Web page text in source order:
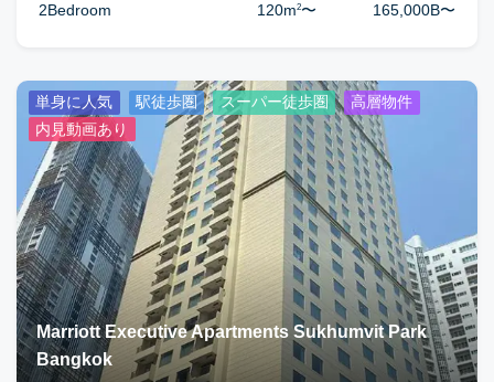
2Bedroom
120m2〜 165,000B〜
単身に人気 駅徒歩圏 スーパー徒歩圏
高層物件
内見動画あり
Marriott Executive Apartments Sukhumvit Park
Bangkok